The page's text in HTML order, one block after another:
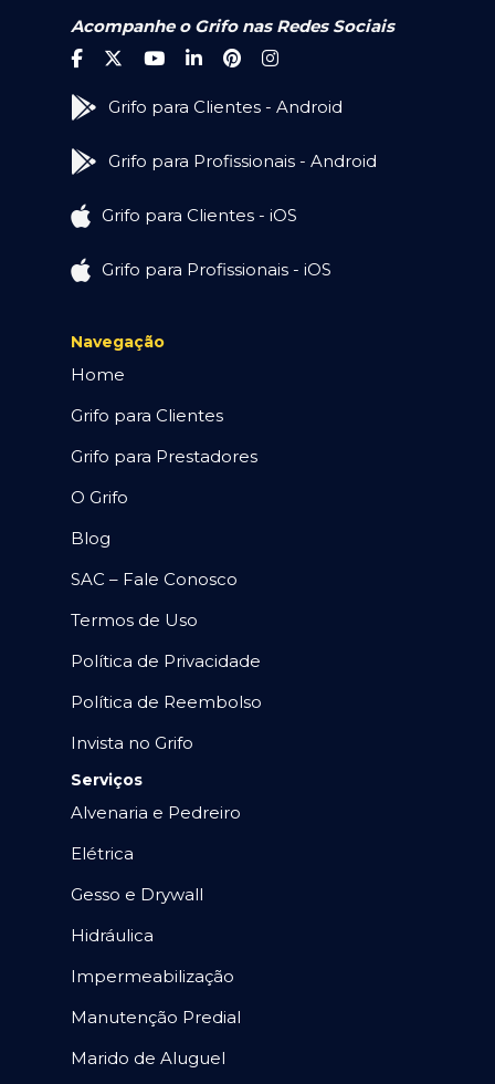
Acompanhe o Grifo nas Redes Sociais
Grifo para Clientes - Android
Grifo para Profissionais - Android
Grifo para Clientes - iOS
Grifo para Profissionais - iOS
Navegação
Home
Grifo para Clientes
Grifo para Prestadores
O Grifo
Blog
SAC – Fale Conosco
Termos de Uso
Política de Privacidade
Política de Reembolso
Invista no Grifo
Serviços
Alvenaria e Pedreiro
Elétrica
Gesso e Drywall
Hidráulica
Impermeabilização
Manutenção Predial
Marido de Aluguel